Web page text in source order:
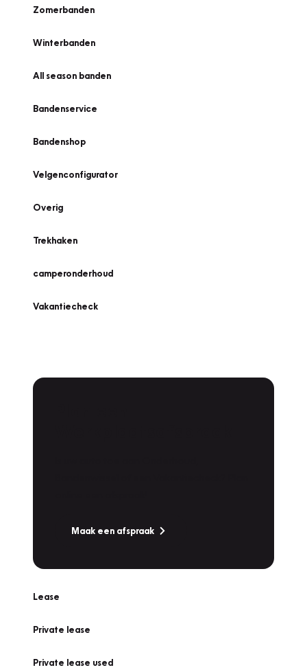
Zomerbanden
Winterbanden
All season banden
Bandenservice
Bandenshop
Velgenconfigurator
Overig
Trekhaken
camperonderhoud
Vakantiecheck
Maak een afspraak
Lease
Private lease
Private lease used